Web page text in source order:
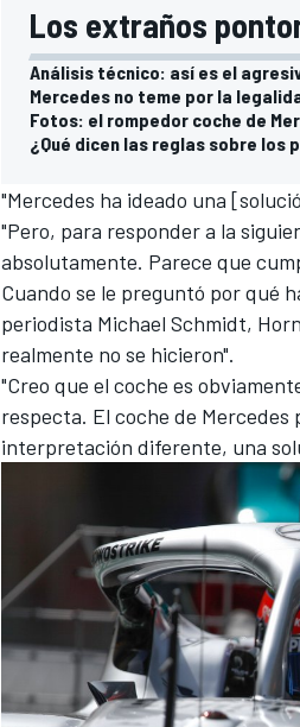
Los extraños
Análisis técnico: así es el
Mercedes no teme por la
Fotos: el rompedor coche de
¿Qué dicen las reglas sobre los
"Mercedes ha ideado una
"Pero, para responder a la
absolutamente. Parece que
Cuando se le preguntó por qué
periodista Michael Schmidt,
realmente no se hicieron".
"Creo que el coche es
respecta. El coche de
interpretación diferente, una